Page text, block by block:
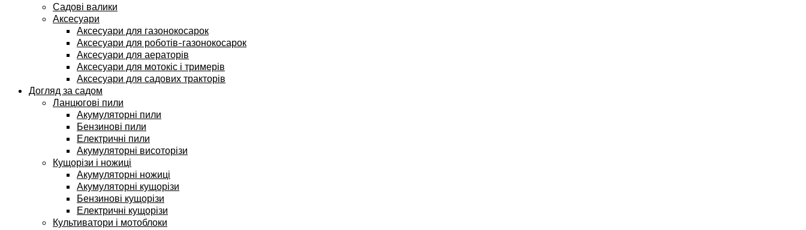
Садові валики
Аксесуари
Аксесуари для газонокосарок
Аксесуари для роботів-газонокосарок
Аксесуари для аераторів
Аксесуари для мотокіс і тримерів
Аксесуари для садових тракторів
Догляд за садом
Ланцюгові пили
Акумуляторні пили
Бензинові пили
Електричні пили
Акумуляторні висоторізи
Кущорізи і ножиці
Акумуляторні ножиці
Акумуляторні кущорізи
Бензинові кущорізи
Електричні кущорізи
Культиватори і мотоблоки